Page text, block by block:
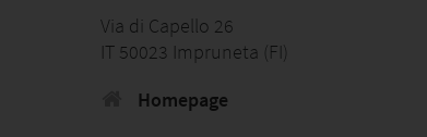
Via di Capello 26
IT 50023 Impruneta (FI)
Homepage